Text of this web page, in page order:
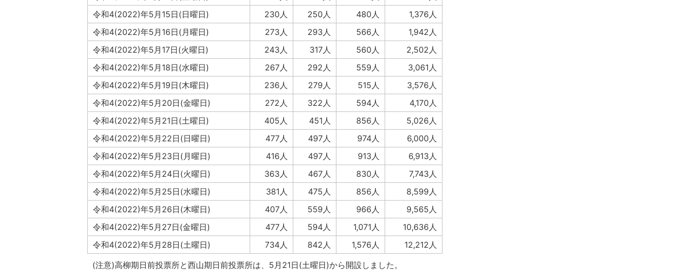
令和4(2022)年5月15日(日曜日)
230人 250人 480人
1,376人
令和4(2022)年5月16日(月曜日)
273人 293人 566人
1,942人
令和4(2022)年5月17日(火曜日)
243人 317人 560人
2,502人
令和4(2022)年5月18日(水曜日)
267人 292人 559人
3,061人
令和4(2022)年5月19日(木曜日)
236人 279人 515人
3,576人
令和4(2022)年5月20日(金曜日)
272人 322人 594人
4,170人
令和4(2022)年5月21日(土曜日)
405人 451人 856人
5,026人
令和4(2022)年5月22日(日曜日)
477人 497人 974人
6,000人
令和4(2022)年5月23日(月曜日)
416人 497人 913人
6,913人
令和4(2022)年5月24日(火曜日)
363人 467人 830人
7,743人
令和4(2022)年5月25日(水曜日)
381人 475人 856人
8,599人
令和4(2022)年5月26日(木曜日)
407人 559人 966人
9,565人
令和4(2022)年5月27日(金曜日)
477人 594人 1,071人
10,636人
令和4(2022)年5月28日(土曜日)
734人 842人 1,576人
12,212人
(注意)高柳期日前投票所と西山期日前投票所は、5月21日(土曜日)から開設しました。